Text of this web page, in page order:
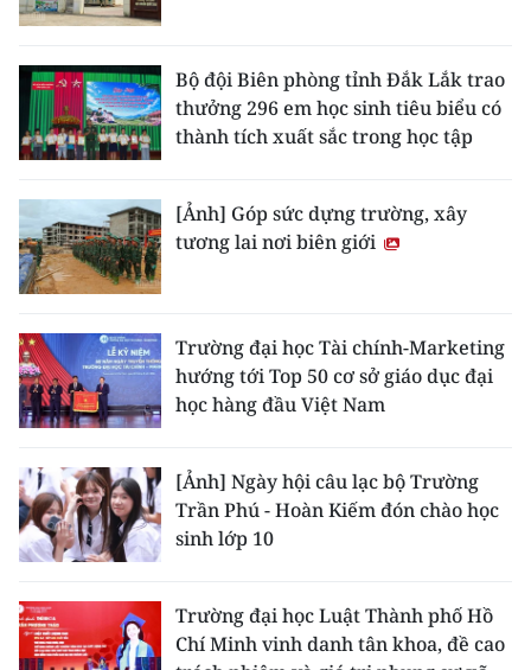
Bộ đội Biên phòng tỉnh Đắk Lắk trao
thưởng 296 em học sinh tiêu biểu có
thành tích xuất sắc trong học tập
[Ảnh] Góp sức dựng trường, xây
tương lai nơi biên giới
Trường đại học Tài chính-Marketing
hướng tới Top 50 cơ sở giáo dục đại
học hàng đầu Việt Nam
[Ảnh] Ngày hội câu lạc bộ Trường
Trần Phú - Hoàn Kiếm đón chào học
sinh lớp 10
Trường đại học Luật Thành phố Hồ
Chí Minh vinh danh tân khoa, đề cao